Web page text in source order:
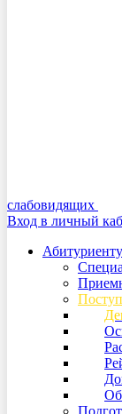
слабовидящих
Вход в личный
Абитуриенту